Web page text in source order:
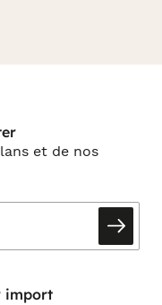
et de nos
import